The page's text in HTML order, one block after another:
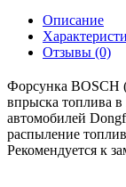
Описание
Отзывы (0)
Форсунка BOSCH
впрыска топлива
автомобилей
распыление
Рекомендуется к